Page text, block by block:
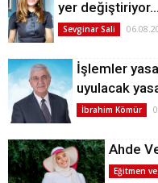
yer değiştiriyor…
Sevginar Sali
İşlemler
uyulacak
İbrahim Kömür
Ahde
Eğitmen